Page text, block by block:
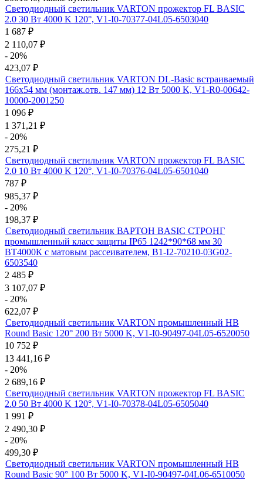
Светодиодный светильник VARTON прожектор FL BASIC
2.0 30 Вт 4000 K 120°, V1-I0-70377-04L05-6503040
1 687 ₽
2 110,07 ₽
- 20%
423,07 ₽
Светодиодный светильник VARTON DL-Basic встраиваемый
166х54 мм (монтаж.отв. 147 мм) 12 Вт 5000 K, V1-R0-00642-
10000-2001250
1 096 ₽
1 371,21 ₽
- 20%
275,21 ₽
Светодиодный светильник VARTON прожектор FL BASIC
2.0 10 Вт 4000 K 120°, V1-I0-70376-04L05-6501040
787 ₽
985,37 ₽
- 20%
198,37 ₽
Светодиодный светильник ВАРТОН BASIC СТРОНГ
промышленный класс защиты IP65 1242*90*68 мм 30
ВТ4000К с матовым рассеивателем, B1-I2-70210-03G02-
6503540
2 485 ₽
3 107,07 ₽
- 20%
622,07 ₽
Светодиодный светильник VARTON промышленный HB
Round Basic 120° 200 Вт 5000 K, V1-I0-90497-04L05-6520050
10 752 ₽
13 441,16 ₽
- 20%
2 689,16 ₽
Светодиодный светильник VARTON прожектор FL BASIC
2.0 50 Вт 4000 K 120°, V1-I0-70378-04L05-6505040
1 991 ₽
2 490,30 ₽
- 20%
499,30 ₽
Светодиодный светильник VARTON промышленный HB
Round Basic 90° 100 Вт 5000 K, V1-I0-90497-04L06-6510050